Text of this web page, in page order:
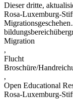
Dieser dritte,
Rosa-Luxemburg-
Migration
,
Flucht
Broschüre/
,
Open Educational
Rosa-Luxemburg-